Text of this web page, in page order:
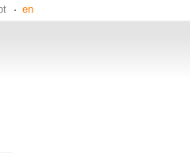
en